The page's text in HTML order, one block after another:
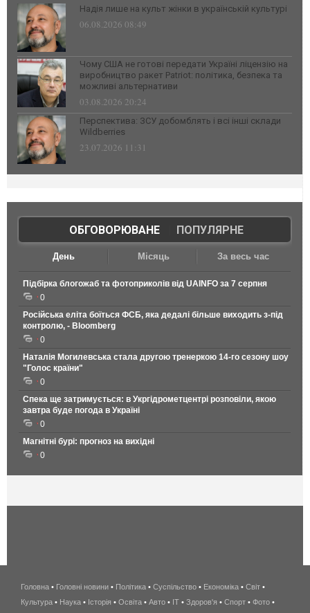
Надія лише на культ жінки в українській культурі
06.08.2026 08:49
Чому США не готові передати Україні ліцензію на
виробництво ракет Patriot: політика, безпека та
можливі альтернативи
03.08.2026 20:24
Перспектива: ЗСУ добомблять і всі інші склади
Wildberries
23.07.2026 11:31
ОБГОВОРЮВАНЕ| ПОПУЛЯРНЕ
День Місяць За весь час
Підбірка блогожаб та фотоприколів від UAINFO за 7 серпня
0
Російська еліта боїться ФСБ, яка дедалі більше виходить з-під
контролю, - Bloomberg
0
Наталія Могилевська стала другою тренеркою 14-го сезону шоу
"Голос країни"
0
Спека ще затримується: в Укргідрометцентрі розповіли, якою
завтра буде погода в Україні
0
Магнітні бурі: прогноз на вихідні
0
беспроводной
интернет
Головна • Головні новини • Політика • Суспільство • Економіка • Світ •
Культура • Наука • Історія • Освіта • Авто • IT • Здоров'я • Спорт • Фото •